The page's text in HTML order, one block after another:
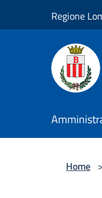
Regione
Home >